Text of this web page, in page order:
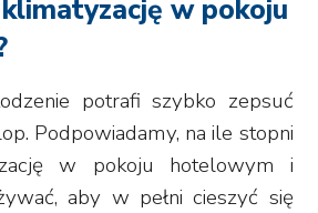
w pokoju
potrafi szybko zepsuć
Podpowiadamy, na ile stopni
w pokoju hotelowym i
aby w pełni cieszyć się